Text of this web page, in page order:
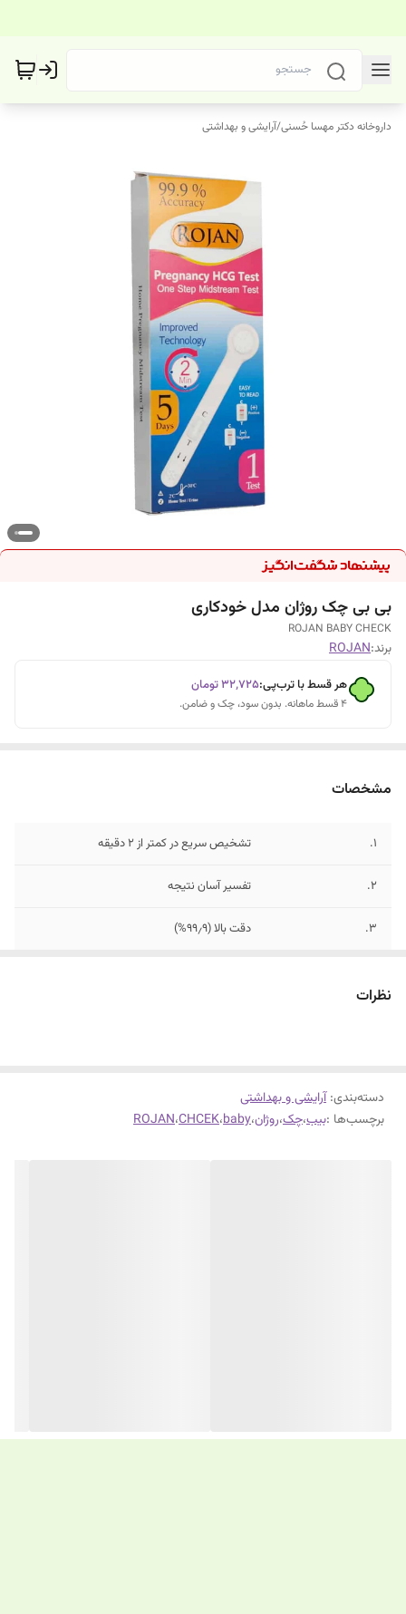
داروخانه دکتر مهسا حُسنی/آرایشی و بهداشتی
بی بی چک روژان مدل خودکاری
ROJAN BABY CHECK
برند:ROJAN
هر قسط با ترب‌پی:۳۲٬۷۲۵تومان
۴ قسط ماهانه. بدون سود، چک و ضامن.
مشخصات
1. تشخیص سریع در کمتر از ۲ دقیقه
2. تفسیر آسان نتیجه
3. دقت بالا (۹۹٫۹%)
نظرات
دسته‌بندی:آرایشی و بهداشتی
برچسب‌ها :بیب،چک،روژان،baby،CHCEK،ROJAN